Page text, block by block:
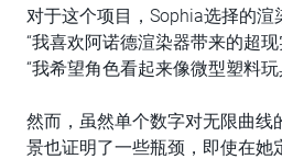
对于这个项目，Sophia选择的渲
“我喜欢阿诺德渲染器带来的超现
“我希望角色看起来像微型塑料玩
然而，虽然单个数字对无限曲线
景也证明了一些瓶颈，即使在她